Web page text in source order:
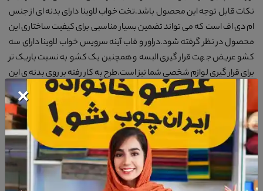
نکات قابل توجه این محصول باشد.تخت خواب لاوینا دارای بدنه ای از جنس
ام دی اف است که می تواند تضمین بسیار مناسبی برای کیفیت ساختاری این
محصول در نظر گرفته شود.دراور و قاب آینه سرویس خواب لاوینا دارای سه
کشو عریض جهت قرار گیری البسه و همچنین یک کشو به نسبت باریک تر
برای قرار گیری لوازم شخصی شما نیز است.طرح به کار رفته بر روی بدنه ی این
دراور و قاب آینه سرویس خواب از دیگر نکاتی است که آن را از مابقی
محصولات هم دسته خود متمایز ساخته.منبت های به کار رفته بر روی قاب
آینه سرویس خواب لاوینا که توام شده است با ابعاد بسیار مناسب این
قابلیت را برای شما فراهم می آورد تا از این محصول در قسمت های مختلف
اتاق خواب و یا دیگر بخش های منزل بهره برید.پاتختی سرویس خواب لاوینا
از نظر تلفیق رنگی و همچنین ساختار مهندسی کاملا مشابه مابقی اجزا این
سرویس خواب است.این پاتختی دارای یک کشو با عمق بسیار مناسب است
×